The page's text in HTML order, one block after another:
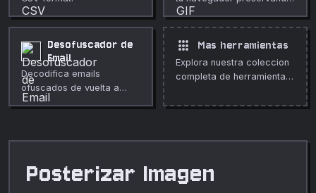
la animación. Rectángulo
exacto en píxeles,
profundidad ajustable.
Desofuscador de
Email
Decodifica emails
ofuscados de vuelta a
texto plano. Entidades
más.
apps Mas herramientas
Explora nuestra coleccion
completa de herramientas
Posterizar Imagen